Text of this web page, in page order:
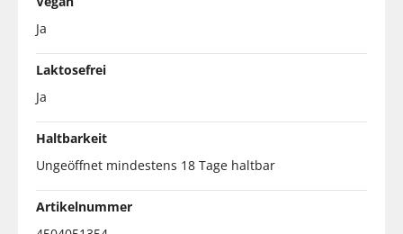
Ja
Laktosefrei
Ja
Haltbarkeit
Ungeöffnet mindestens 18 Tage haltbar
Artikelnummer